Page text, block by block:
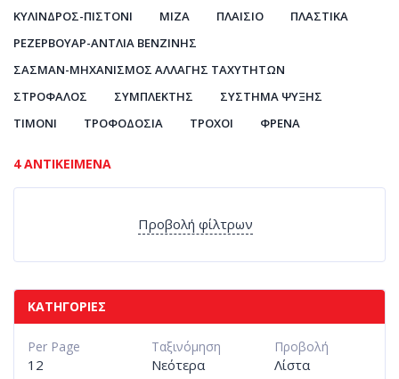
ΚΎΛΙΝΔΡΟΣ-ΠΙΣΤΌΝΙ
ΜΊΖΑ ΠΛΑΊΣΙΟ
ΠΛΑΣΤΙΚΆ
ΡΕΖΕΡΒΟΥΆΡ-ΑΝΤΛΊΑ ΒΕΝΖΊΝΗΣ
ΣΑΣΜΆΝ-ΜΗΧΑΝΙΣΜΌΣ ΑΛΛΑΓΉΣ ΤΑΧΥΤΉΤΩΝ
ΣΤΡΌΦΑΛΟΣ
ΣΥΜΠΛΈΚΤΗΣ
ΣΎΣΤΗΜΑ ΨΎΞΗΣ
ΤΙΜΌΝΙ
ΤΡΟΦΟΔΟΣΊΑ ΤΡΟΧΟΊ ΦΡΈΝΑ
4 ΑΝΤΙΚΕΊΜΕΝΑ
Προβολή φίλτρων
ΚΑΤΗΓΟΡΊΕΣ
Προβολή
Λίστα
Ταξινόμηση
Νεότερα
Per Page
12